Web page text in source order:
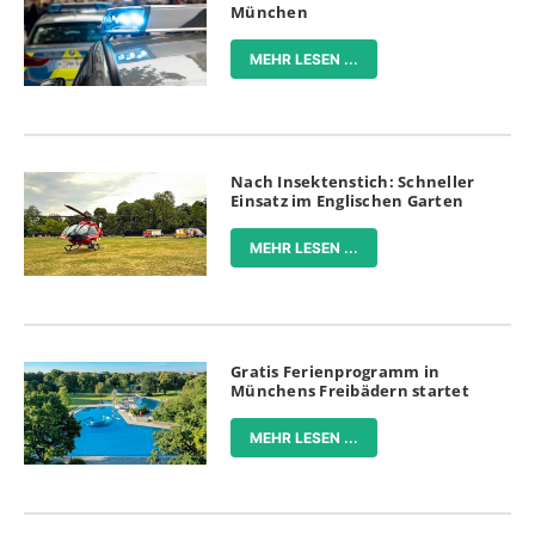
München
MEHR LESEN ...
Nach Insektenstich: Schneller
Einsatz im Englischen Garten
MEHR LESEN ...
Gratis Ferienprogramm in
Münchens Freibädern startet
MEHR LESEN ...